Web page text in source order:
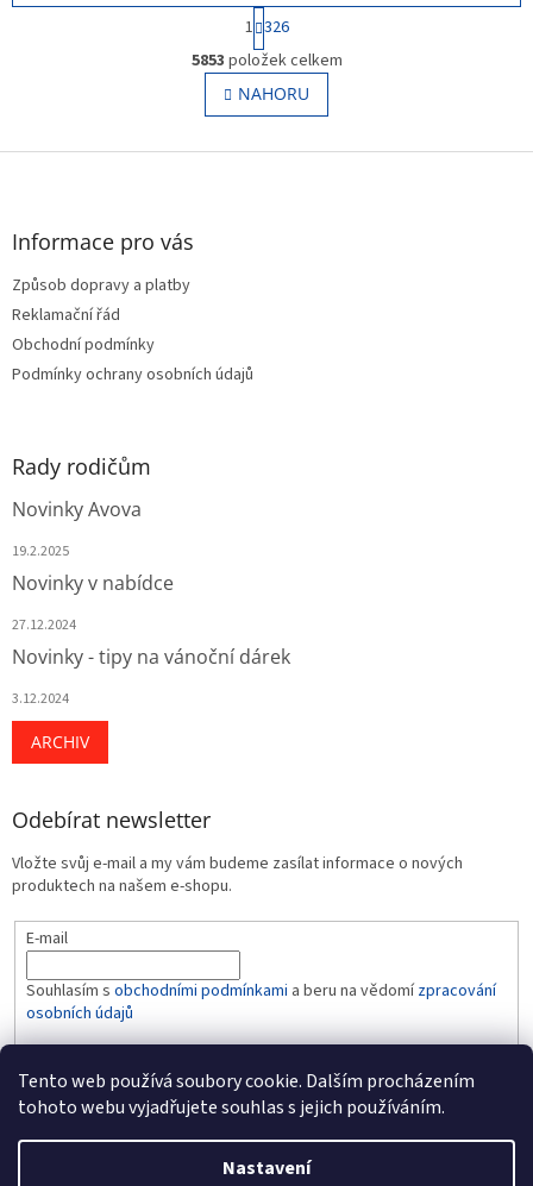
Tento web používá soubory cookie. Dalším procházením
tohoto webu vyjadřujete souhlas s jejich používáním.
Nastavení
O
v
l
á
a
S
t
r
á
n
k
v
1 326
5853 položek celkem
NAHORU
Z
Informace pro vás
Způsob dopravy a platby
Reklamační řád
Obchodní podmínky
Podmínky ochrany osobních údajů
Rady rodičům
Novinky Avova
19.2.2025
Novinky v nabídce
27.12.2024
Novinky - tipy na vánoční dárek
3.12.2024
ARCHIV
Odebírat newsletter
Vložte svůj e-mail a my vám budeme zasílat informace o nových
produktech na našem e-shopu.
E-mail
Souhlasím s obchodními podmínkami a beru na vědomízpracování
osobních údajů
PŘIHLÁSIT SE
Vytvořil Shoptet